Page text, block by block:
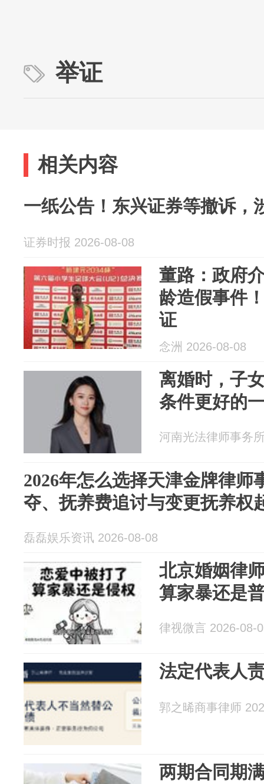
举证
相关内容
一纸公告！东兴证券等撤诉，
证券时报 2026-08-08
董路：政府
龄造假事件
证
念洲 2026-08-08
离婚时，子
条件更好的
河南光法律师事务
2026年怎么选择天津金牌律师
夺、抚养费追讨与变更抚养权
磊磊娱乐资讯 2026-08-08
北京婚姻律
算家暴还是
律视微言 2026-08-
法定代表人
郭之晞商事律师
两期合同期